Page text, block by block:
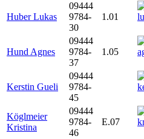
Huber Lukas
09444
9784-
30
1.01
Hund Agnes
09444
9784-
37
1.05
Kerstin Gueli
09444
9784-
45
Köglmeier
Kristina
09444
9784-
46
E.07